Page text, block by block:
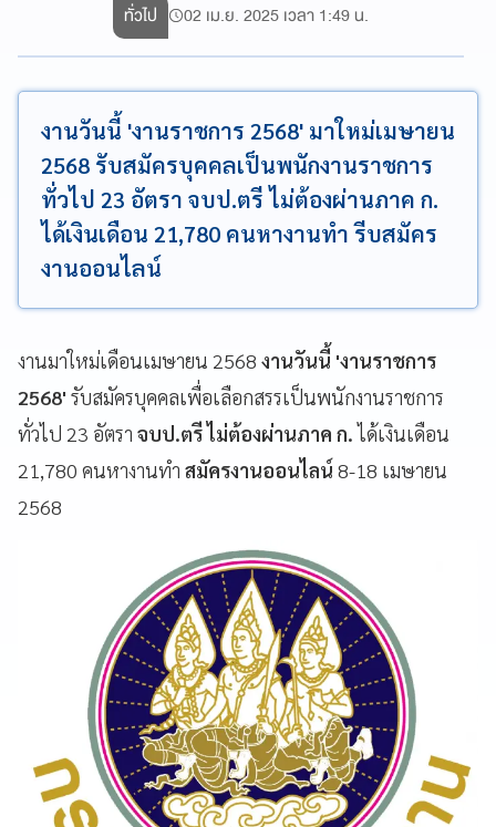
ทั่วไป 02 เม.ย. 2025 เวลา 1:49 น.
งานวันนี้ 'งานราชการ 2568' มาใหม่เมษายน
2568 รับสมัครบุคคลเป็นพนักงานราชการ
ทั่วไป 23 อัตรา จบป.ตรี ไม่ต้องผ่านภาค ก.
ได้เงินเดือน 21,780 คนหางานทำ รีบสมัคร
งานออนไลน์
งานมาใหม่เดือนเมษายน 2568 งานวันนี้ 'งานราชการ
2568' รับสมัครบุคคลเพื่อเลือกสรรเป็นพนักงานราชการ
ทั่วไป 23 อัตรา จบป.ตรี ไม่ต้องผ่านภาค ก.ได้เงินเดือน
21,780 คนหางานทำ สมัครงานออนไลน์ 8-18 เมษายน
2568